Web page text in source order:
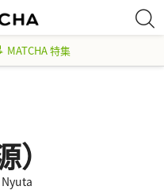
MATCHA 特集